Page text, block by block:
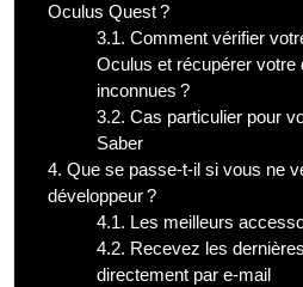
Oculus Quest ?
3.1. Comment vérifier
Oculus et récupérer votre
inconnues ?
3.2. Cas particulier pour
Saber
4. Que se passe-t-il si vous ne
développeur ?
4.1. Les meilleurs
4.2. Recevez les
directement par e-mail